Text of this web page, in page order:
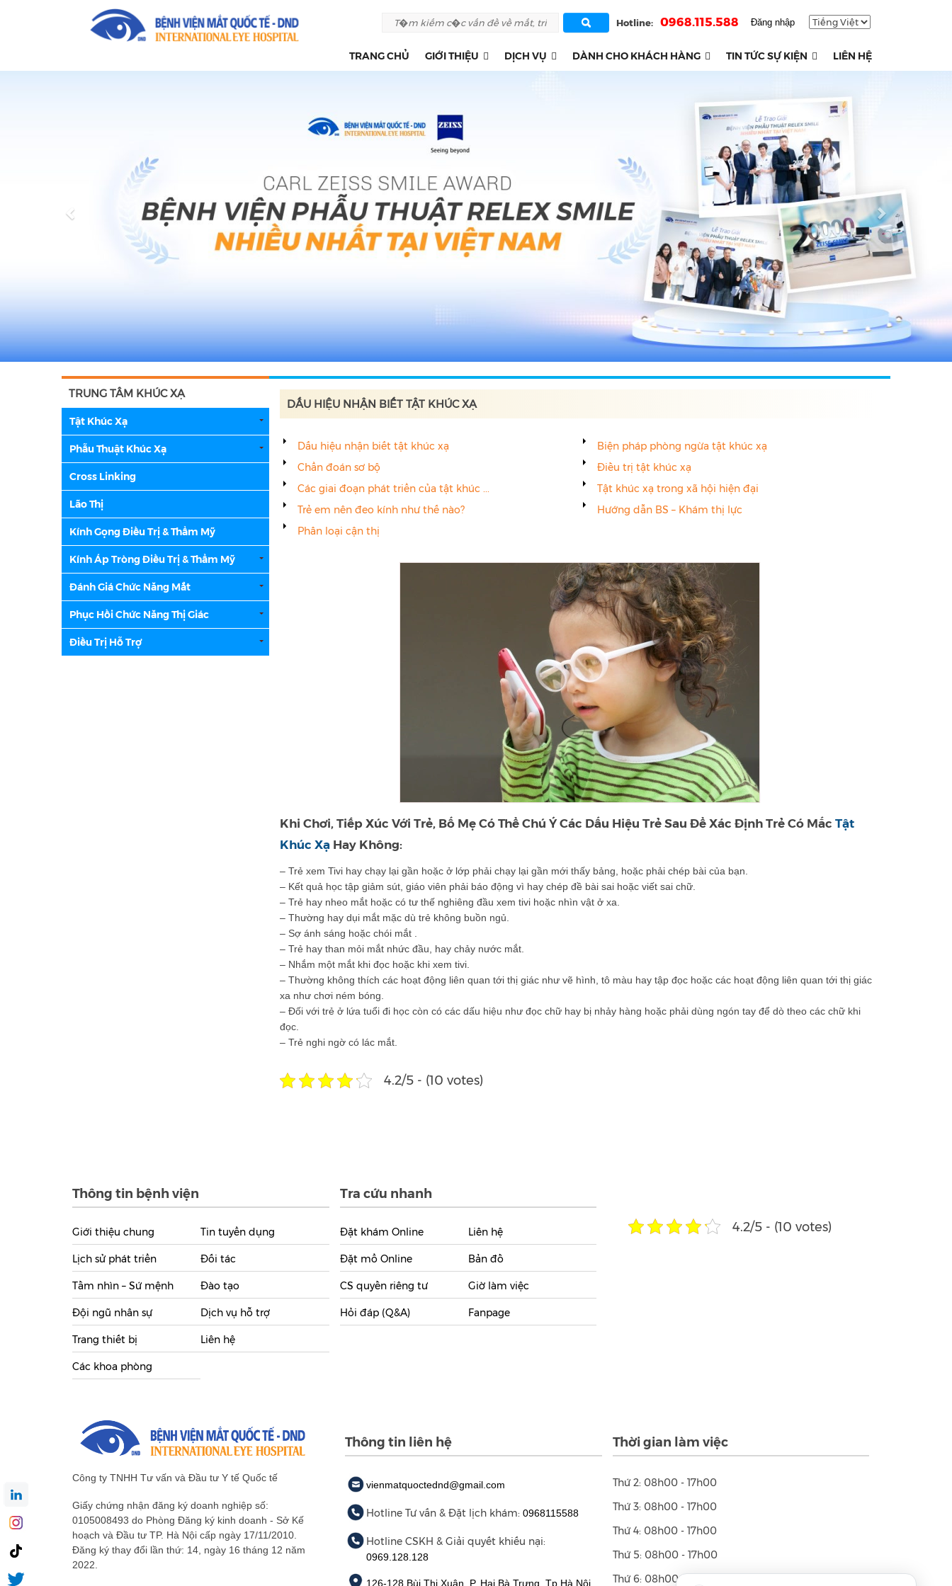
Đăng nhập
Hotline: 0968.115.588
TRANG CHỦ GIỚI THIỆU DỊCH VỤ DÀNH CHO KHÁCH HÀNG TIN TỨC SỰ KIỆN LIÊN HỆ
TRUNG TÂM KHÚC XẠ
Tật Khúc Xạ
Phẫu Thuật Khúc Xạ
Cross Linking
Lão Thị
Kính Gọng Điều Trị & Thẩm Mỹ
Kính Áp Tròng Điều Trị & Thẩm Mỹ
Đánh Giá Chức Năng Mắt
Phục Hồi Chức Năng Thị Giác
Điều Trị Hỗ Trợ
DẤU HIỆU NHẬN BIẾT TẬT KHÚC XẠ
Dấu hiệu nhận biết tật khúc xạ
Biện pháp phòng ngừa tật khúc xạ
Chẩn đoán sơ bộ
Điều trị tật khúc xạ
Các giai đoạn phát triển của tật khúc ...
Tật khúc xạ trong xã hội hiện đại
Trẻ em nên đeo kính như thế nào?
Hướng dẫn BS – Khám thị lực
Phân loại cận thị
Khi Chơi, Tiếp Xúc Với Trẻ, Bố Mẹ Có Thể Chú Ý Các Dấu Hiệu Trẻ Sau Để Xác Định Trẻ Có Mắc Tật
Khúc XạHay Không:
– Trẻ xem Tivi hay chạy lại gần hoặc ở lớp phải chạy lại gần mới thấy bảng, hoặc phải chép bài của bạn.
– Kết quả học tập giảm sút, giáo viên phải báo động vì hay chép đề bài sai hoặc viết sai chữ.
– Trẻ hay nheo mắt hoặc có tư thế nghiêng đầu xem tivi hoặc nhìn vật ở xa.
– Thường hay dụi mắt mặc dù trẻ không buồn ngủ.
– Sợ ánh sáng hoặc chói mắt .
– Trẻ hay than mỏi mắt nhức đầu, hay chảy nước mắt.
– Nhắm một mắt khi đọc hoặc khi xem tivi.
– Thường không thích các hoạt động liên quan tới thị giác như vẽ hình, tô màu hay tập đọc hoặc các hoạt động liên quan tới thị giác
xa như chơi ném bóng.
– Đối với trẻ ở lứa tuổi đi học còn có các dấu hiệu như đọc chữ hay bị nhảy hàng hoặc phải dùng ngón tay để dò theo các chữ khi
đọc.
– Trẻ nghi ngờ có lác mắt.
4.2/5 - (10 votes)
Thông tin bệnh viện
Giới thiệu chung
Lịch sử phát triển
Tầm nhìn – Sứ mệnh
Đội ngũ nhân sự
Trang thiết bị
Các khoa phòng
Tin tuyển dụng
Đối tác
Đào tạo
Dịch vụ hỗ trợ
Liên hệ
Tra cứu nhanh
Đặt khám Online
Đặt mổ Online
CS quyền riêng tư
Hỏi đáp (Q&A)
Liên hệ
Bản đồ
Giờ làm việc
Fanpage
4.2/5 - (10 votes)
Công ty TNHH Tư vấn và Đầu tư Y tế Quốc tế
Giấy chứng nhận đăng ký doanh nghiệp số:
0105008493 do Phòng Đăng ký kinh doanh - Sở Kế
hoạch và Đầu tư TP. Hà Nội cấp ngày 17/11/2010.
Đăng ký thay đổi lần thứ: 14, ngày 16 tháng 12 năm
2022.
Thông tin liên hệ
vienmatquoctednd@gmail.com
Hotline Tư vấn & Đặt lịch khám: 0968115588
Hotline CSKH & Giải quyết khiếu nại:
0969.128.128
126-128 Bùi Thị Xuân, P. Hai Bà Trưng, Tp Hà Nội.
Thời gian làm việc
Thứ 2: 08h00 - 17h00
Thứ 3: 08h00 - 17h00
Thứ 4: 08h00 - 17h00
Thứ 5: 08h00 - 17h00
Thứ 6: 08h00 - 17h00